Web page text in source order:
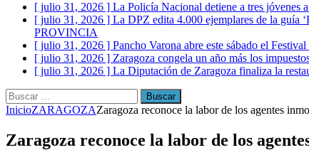
[ julio 31, 2026 ] La Policía Nacional detiene a tres jóvenes
[ julio 31, 2026 ] La DPZ edita 4.000 ejemplares de la guía
PROVINCIA
[ julio 31, 2026 ] Pancho Varona abre este sábado el
[ julio 31, 2026 ] Zaragoza congela un año más los
[ julio 31, 2026 ] La Diputación de Zaragoza finaliza la
Buscar:
InicioZARAGOZAZaragoza reconoce la labor de los agentes
Zaragoza reconoce la labor de los